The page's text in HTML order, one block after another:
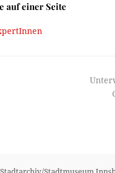
auf einer Seite
next